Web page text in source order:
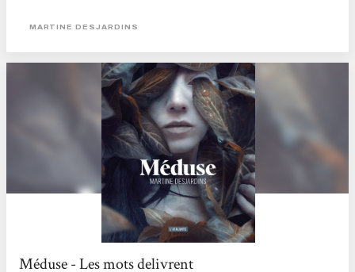
l’histoire de la Méduse mythologique à celle de sa Méduse. Il y a une telle
MARTINE DESJARDINS
Méduse - Les mots delivrent